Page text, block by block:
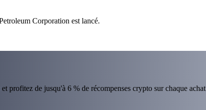
Corporation est lancé.
profitez de jusqu'à 6 % de récompenses crypto sur chaque achat